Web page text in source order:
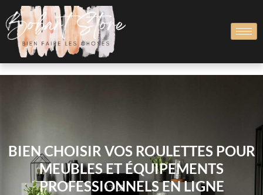
BIEN CHOISIR VOS ROULETTES POUR
MEUBLES ET ÉQUIPEMENTS
PROFESSIONNELS EN LIGNE